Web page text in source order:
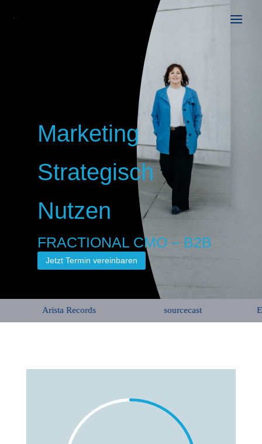
Marketing
Strategisch
Nutzen
FRACTIONAL CMO – B2B
Jetzt Termin vereinbaren
Arista Records sourcecast